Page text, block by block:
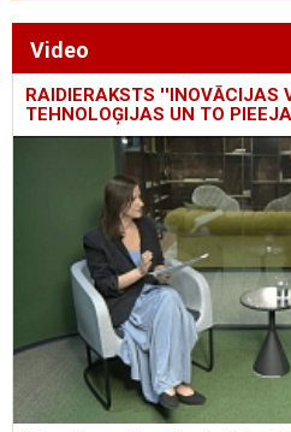
Video
RAIDIERAKSTS ''INOVĀCIJAS
TEHNOLOĢIJAS UN TO